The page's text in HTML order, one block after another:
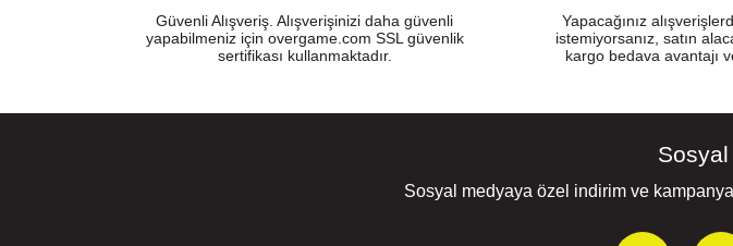
Güvenli Alışveriş. Alışverişinizi daha güvenli
yapabilmeniz için overgame.com SSL güvenlik
sertifikası kullanmaktadır.
Yapacağınız
istemiyorsanız, satın
kargo bedava avantajı
Sosyal medyaya özel indirim ve